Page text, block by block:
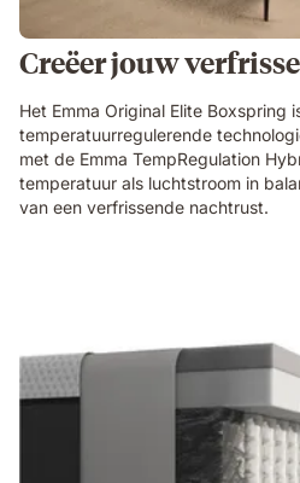
Creëer jouw
Het Emma Original Elite Boxspring
temperatuurregulerende
met de Emma TempRegulation
temperatuur als luchtstroom in
van een verfrissende nachtrust.